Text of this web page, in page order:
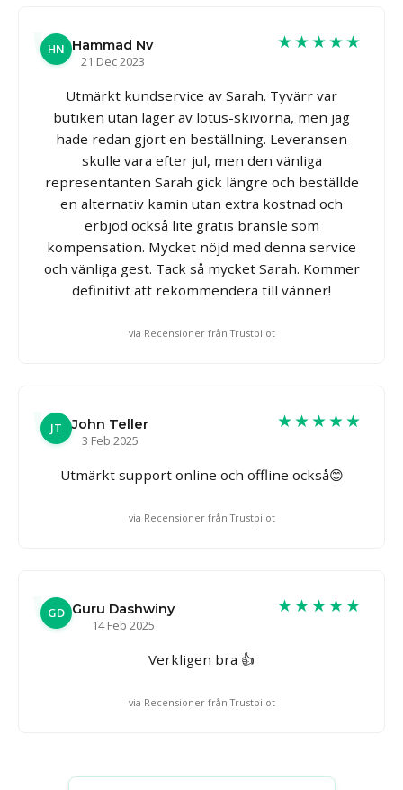
HN Hammad Nv
21 Dec 2023
★★★★★
Utmärkt kundservice av Sarah. Tyvärr var
butiken utan lager av lotus-skivorna, men jag
hade redan gjort en beställning. Leveransen
skulle vara efter jul, men den vänliga
representanten Sarah gick längre och beställde
en alternativ kamin utan extra kostnad och
erbjöd också lite gratis bränsle som
kompensation. Mycket nöjd med denna service
och vänliga gest. Tack så mycket Sarah. Kommer
definitivt att rekommendera till vänner!
via Recensioner från Trustpilot
JT
John Teller
3 Feb 2025
★★★★★
Utmärkt support online och offline också😊
via Recensioner från Trustpilot
GD Guru Dashwiny
14 Feb 2025
★★★★★
Verkligen bra 👍
via Recensioner från Trustpilot